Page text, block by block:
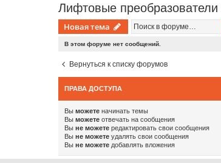
Лифтовые преобразователи
Новая тема
В этом форуме нет сообщений.
Вернуться к списку форумов
ПРАВА ДОСТУПА
Вы можете начинать темы
Вы можете отвечать на сообщения
Вы не можете редактировать свои сообщения
Вы не можете удалять свои сообщения
Вы не можете добавлять вложения